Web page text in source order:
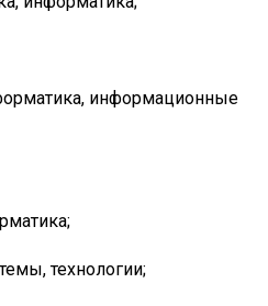
информационные
технологии;